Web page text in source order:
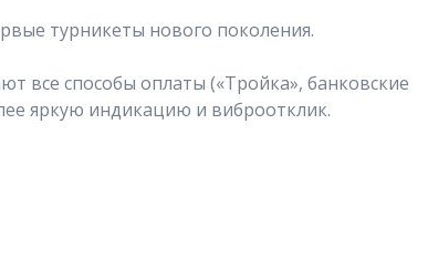
турникеты нового поколения.
все способы оплаты («Тройка», банковские
яркую индикацию и виброотклик.